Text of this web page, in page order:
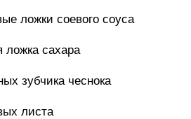
ложки соевого соуса
ложка сахара
зубчика чеснока
листа